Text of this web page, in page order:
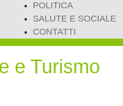
POLITICA
SALUTE E SOCIALE
CONTATTI
e Turismo